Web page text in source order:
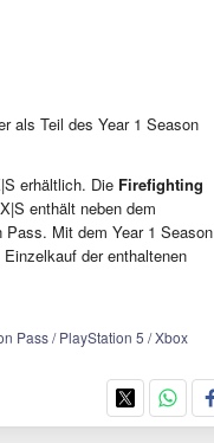
als Teil des Year 1 Season
erhältlich. Die Firefighting
enthält neben dem
Pass. Mit dem Year 1 Season
der enthaltenen
Pass / PlayStation 5 / Xbox